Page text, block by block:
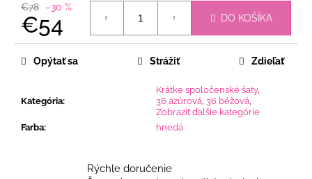
€78 –30 %
€54
Jednotková
cena:
DO KOŠÍKA
Kategória:
Krátke spoločenské šaty,
36 azúrová 36 béžová
Zobraziť ďalšie kategórie
Farba: hnedá
Opýtať sa Strážiť Zdieľať
Rýchle doručenie